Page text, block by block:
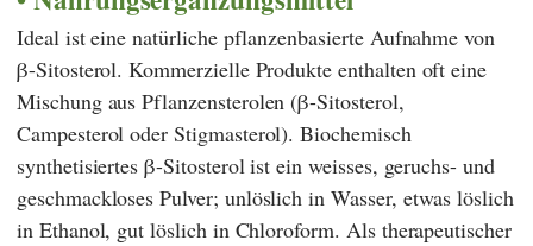
Ideal ist eine natürliche pflanzenbasierte Aufnahme von
β-Sitosterol. Kommerzielle Produkte enthalten oft eine
Mischung aus Pflanzensterolen (β-Sitosterol,
Campesterol oder Stigmasterol). Biochemisch
synthetisiertes β-Sitosterol ist ein weisses, geruchs- und
geschmackloses Pulver; unlöslich in Wasser, etwas löslich
in Ethanol, gut löslich in Chloroform. Als therapeutischer